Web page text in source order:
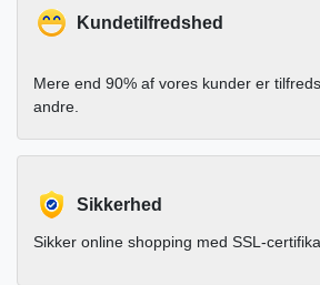
Kundetilfredshed
Mere end 90% af vores kunder er
andre.
Sikkerhed
Sikker online shopping med SSL-